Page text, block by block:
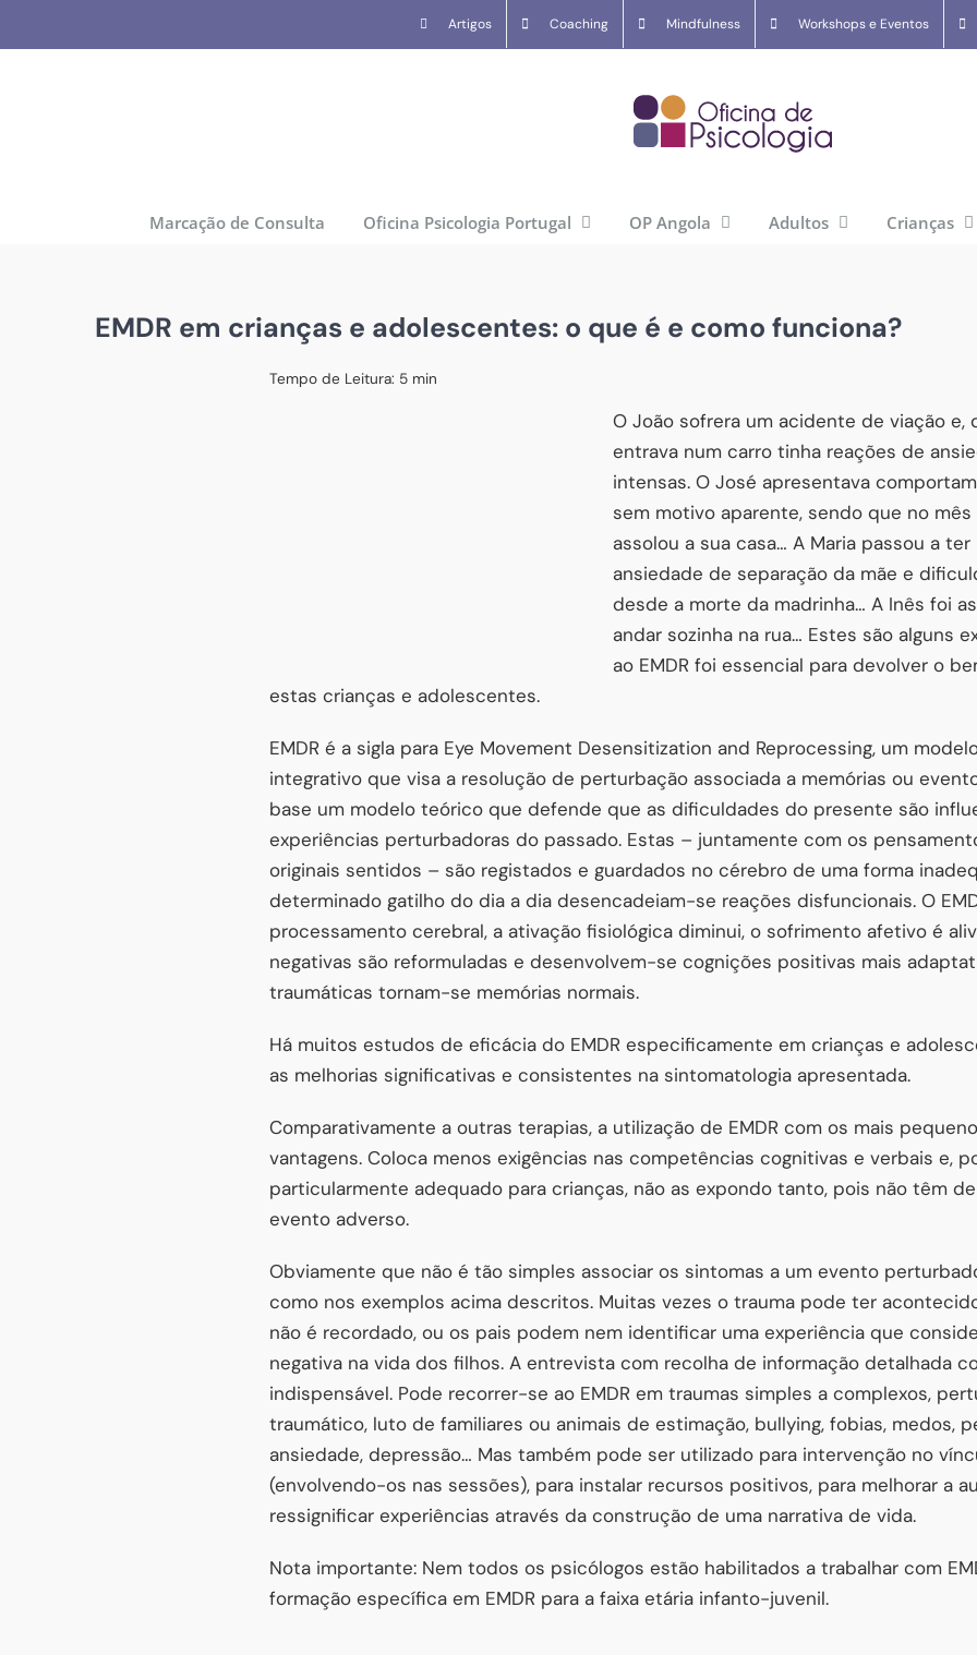
to
Artigos Coaching Mindfulness Workshops e Eventos
Marcação de Consulta Oficina Psicologia Portugal OP Angola Adultos Crianças
EMDR em crianças e adolescentes: o que é e como funciona?
Tempo de Leitura: 5 min
O João sofrera um acidente de viação e,
entrava num carro tinha reações de
intensas. O José apresentava
sem motivo aparente, sendo que no
assolou a sua casa… A Maria passou a
ansiedade de separação da mãe e
desde a morte da madrinha… A Inês foi
andar sozinha na rua… Estes são alguns
ao EMDR foi essencial para devolver o
estas crianças e adolescentes.
EMDR é a sigla para Eye Movement Desensitization and Reprocessing, um
integrativo que visa a resolução de perturbação associada a memórias ou
base um modelo teórico que defende que as dificuldades do presente são
experiências perturbadoras do passado. Estas – juntamente com os
originais sentidos – são registados e guardados no cérebro de uma forma
determinado gatilho do dia a dia desencadeiam-se reações disfuncionais. O
processamento cerebral, a ativação fisiológica diminui, o sofrimento afetivo é
negativas são reformuladas e desenvolvem-se cognições positivas mais
traumáticas tornam-se memórias normais.
Há muitos estudos de eficácia do EMDR especificamente em crianças e
as melhorias significativas e consistentes na sintomatologia apresentada.
Comparativamente a outras terapias, a utilização de EMDR com os mais
vantagens. Coloca menos exigências nas competências cognitivas e verbais e,
particularmente adequado para crianças, não as expondo tanto, pois não têm
evento adverso.
Obviamente que não é tão simples associar os sintomas a um evento
como nos exemplos acima descritos. Muitas vezes o trauma pode ter
não é recordado, ou os pais podem nem identificar uma experiência que
negativa na vida dos filhos. A entrevista com recolha de informação detalhada
indispensável. Pode recorrer-se ao EMDR em traumas simples a complexos,
traumático, luto de familiares ou animais de estimação, bullying, fobias, medos,
ansiedade, depressão… Mas também pode ser utilizado para intervenção no
(envolvendo-os nas sessões), para instalar recursos positivos, para melhorar a
ressignificar experiências através da construção de uma narrativa de vida.
Nota importante: Nem todos os psicólogos estão habilitados a trabalhar com
formação específica em EMDR para a faixa etária infanto-juvenil.